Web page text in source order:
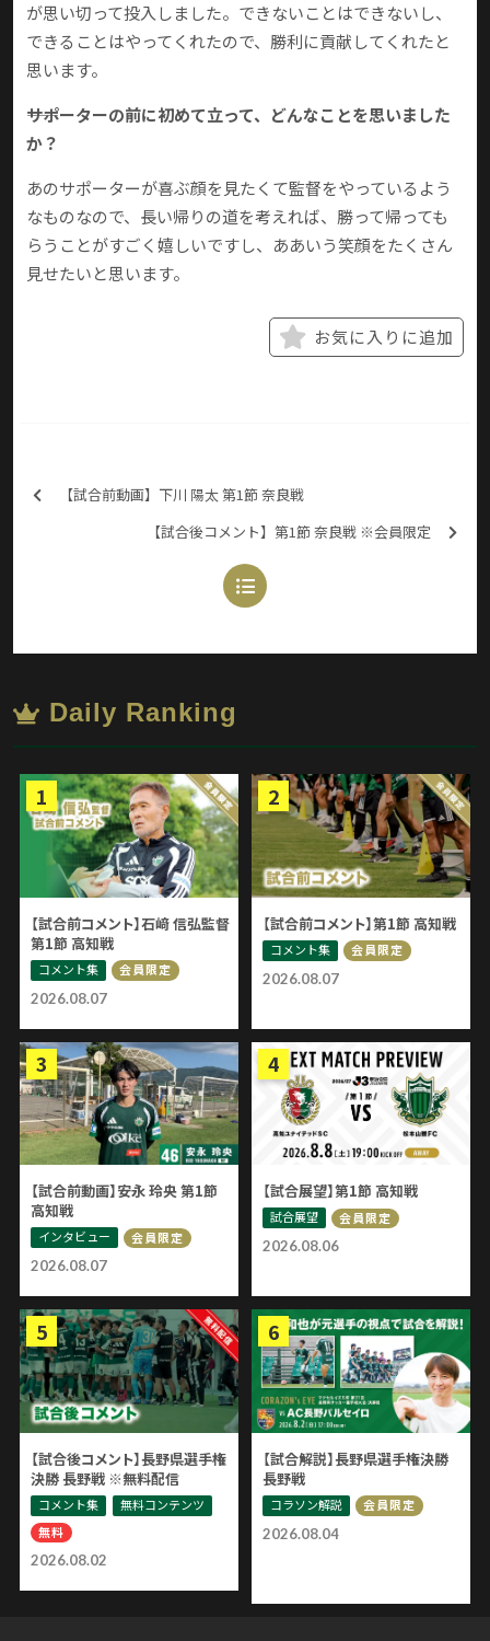
が思い切って投入しました。できないことはできないし、
できることはやってくれたので、勝利に貢献してくれたと
思います。
――サポーターの前に初めて立って、どんなことを思いました
か？
あのサポーターが喜ぶ顔を見たくて監督をやっているよう
なものなので、長い帰りの道を考えれば、勝って帰っても
らうことがすごく嬉しいですし、ああいう笑顔をたくさん
見せたいと思います。
お気に入りに追加
【試合前動画】下川 陽太 第1節 奈良戦
【試合後コメント】第1節 奈良戦 ※会員限定
Daily Ranking
2026.08.07
【試合前コメント】石﨑 信弘監督
第1節 高知戦
コメント集 会員限定
2026.08.07
【試合前コメント】第1節 高知戦
コメント集 会員限定
2026.08.07
【試合前動画】安永 玲央 第1節
高知戦
インタビュー 会員限定
2026.08.06
【試合展望】第1節 高知戦
試合展望 会員限定
2026.08.02
【試合後コメント】長野県選手権
決勝 長野戦 ※無料配信
コメント集
無料コンテンツ
無料
2026.08.04
【試合解説】長野県選手権決勝
長野戦
コラソン解説 会員限定